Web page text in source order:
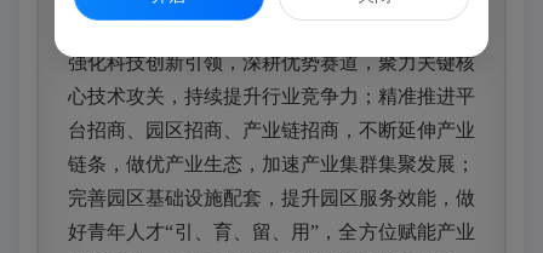
强化科技创新引领，深耕优势赛道，聚力关键核
心技术攻关，持续提升行业竞争力；精准推进平
台招商、园区招商、产业链招商，不断延伸产业
链条，做优产业生态，加速产业集群集聚发展；
完善园区基础设施配套，提升园区服务效能， 做
好青年人才“引、育、留、用” ，全方位赋能产业